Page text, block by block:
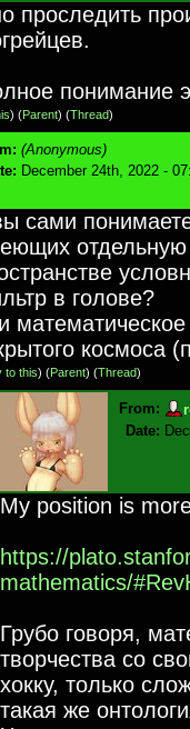
проследить
понимание
) (Parent) (Thread)
(Anonymous)
December 24th, 2022 -
сами
отдельную
в голове?
космоса
to this) (Parent) (Thread)
From:
Date:
My position is
https://
mathematics/
Грубо говоря,
творчества со
хокку, только
такая же